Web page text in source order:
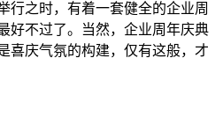
行之时，有着一套健全的企业周
好不过了。当然，企业周年庆典
喜庆气氛的构建，仅有这般，才